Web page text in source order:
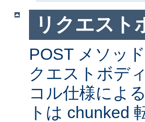
リクエスト
POST メソッ
クエストボデ
コル仕様によ
トは chunked